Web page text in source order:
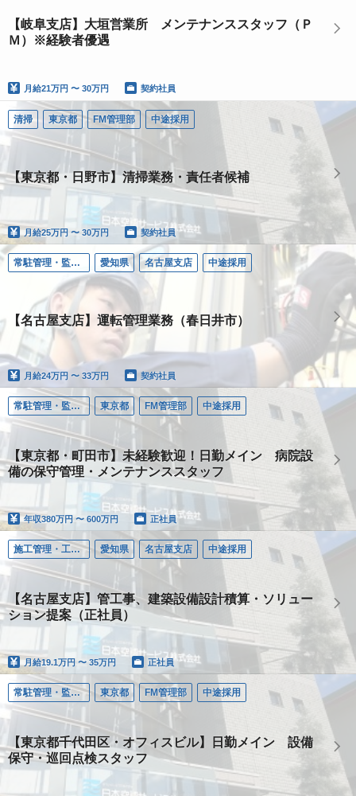
【岐阜支店】大垣営業所 メンテナンススタッフ（Ｐ
Ｍ）※経験者優遇
月給21万円 〜 30万円 契約社員
清掃 東京都 FM管理部 中途採用
【東京都・日野市】清掃業務・責任者候補
月給25万円 〜 30万円 契約社員
常駐管理・監視（ＦＭ） 愛知県 名古屋支店 中途採用
【名古屋支店】運転管理業務（春日井市）
月給24万円 〜 33万円 契約社員
常駐管理・監視（ＦＭ） 東京都 FM管理部 中途採用
【東京都・町田市】未経験歓迎！日勤メイン 病院設
備の保守管理・メンテナンススタッフ
年収380万円 〜 600万円 正社員
施工管理・工事・設計（ＲＡＣ） 愛知県 名古屋支店 中途採用
【名古屋支店】管工事、建築設備設計積算・ソリュー
ション提案（正社員）
月給19.1万円 〜 35万円 正社員
常駐管理・監視（ＦＭ） 東京都 FM管理部 中途採用
【東京都千代田区・オフィスビル】日勤メイン 設備
保守・巡回点検スタッフ